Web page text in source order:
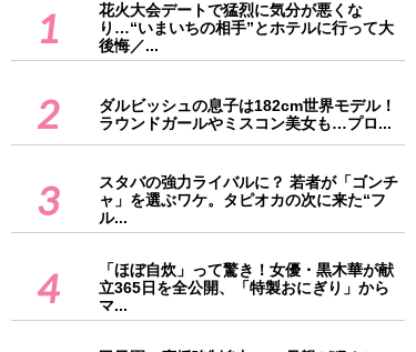
1
花火大会デートで猛烈に気分が悪くな
り…“いまいちの相手”とホテルに行って大
後悔／...
2
ダルビッシュの息子は182cm世界モデル！
ラウンドガールやミスコン美女も…プロ...
3
スタバの強力ライバルに？ 若者が「ゴンチ
ャ」を選ぶワケ。タピオカの次に来た“フ
ル...
4
「ほぼ自炊」って驚き！女優・黒木華が献
立365日を全公開、「特製おにぎり」から
マ...